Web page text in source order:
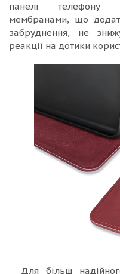
панелі телефону
мембранами, що
забруднення, не
реакції на дотики
Для більш